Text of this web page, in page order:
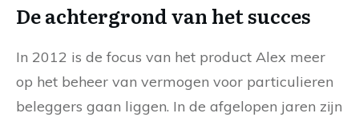
De achtergrond van het succes
In 2012 is de focus van het product Alex meer
op het beheer van vermogen voor particulieren
beleggers gaan liggen. In de afgelopen jaren zijn